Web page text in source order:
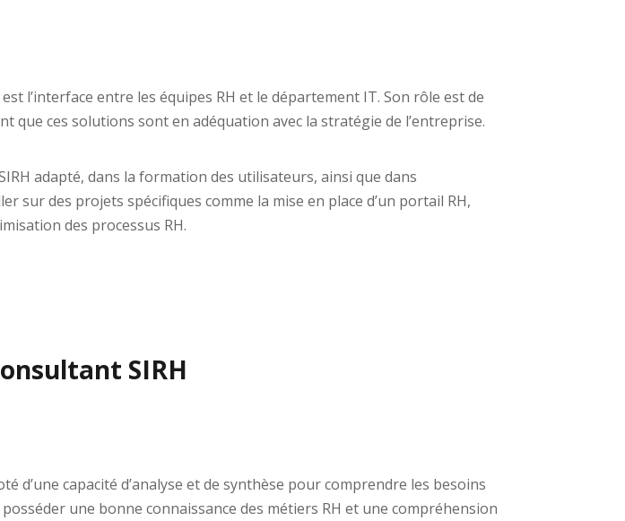
l’interface entre les équipes RH et le département IT. Son rôle est de
que ces solutions sont en adéquation avec la stratégie de l’entreprise.
adapté, dans la formation des utilisateurs, ainsi que dans
sur des projets spécifiques comme la mise en place d’un portail RH,
des processus RH.
SIRH
d’une capacité d’analyse et de synthèse pour comprendre les besoins
une bonne connaissance des métiers RH et une compréhension